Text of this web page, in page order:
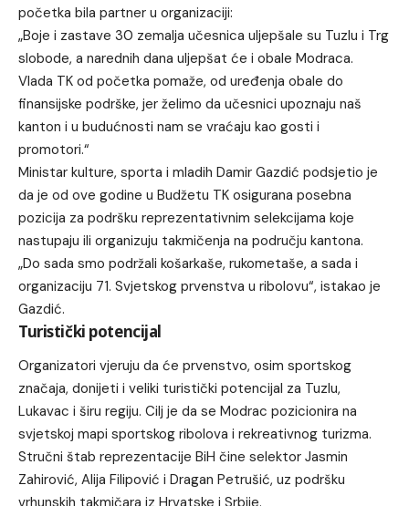
početka bila partner u organizaciji:
„Boje i zastave 30 zemalja učesnica uljepšale su Tuzlu i Trg
slobode, a narednih dana uljepšat će i obale Modraca.
Vlada TK od početka pomaže, od uređenja obale do
finansijske podrške, jer želimo da učesnici upoznaju naš
kanton i u budućnosti nam se vraćaju kao gosti i
promotori.“
Ministar kulture, sporta i mladih Damir Gazdić podsjetio je
da je od ove godine u Budžetu TK osigurana posebna
pozicija za podršku reprezentativnim selekcijama koje
nastupaju ili organizuju takmičenja na području kantona.
„Do sada smo podržali košarkaše, rukometaše, a sada i
organizaciju 71. Svjetskog prvenstva u ribolovu“, istakao je
Gazdić.
Turistički potencijal
Organizatori vjeruju da će prvenstvo, osim sportskog
značaja, donijeti i veliki turistički potencijal za Tuzlu,
Lukavac i širu regiju. Cilj je da se Modrac pozicionira na
svjetskoj mapi sportskog ribolova i rekreativnog turizma.
Stručni štab reprezentacije BiH čine selektor Jasmin
Zahirović, Alija Filipović i Dragan Petrušić, uz podršku